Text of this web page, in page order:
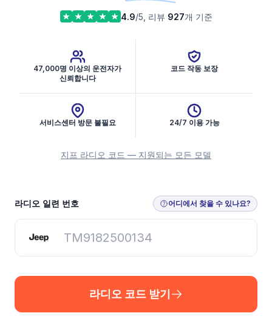
4.9/5, 리뷰 927개 기준
47,000명 이상의 운전자가
신뢰합니다
코드 작동 보장
서비스센터 방문 불필요 24/7 이용 가능
지프 라디오 코드 — 지원되는 모든 모델
라디오 코드 받기
라디오 일련 번호 어디에서 찾을 수 있나요?
라디오 코드 받기